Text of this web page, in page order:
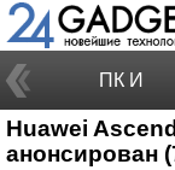
ПК И
НОУТБУКИ
Huawei
анонсирован